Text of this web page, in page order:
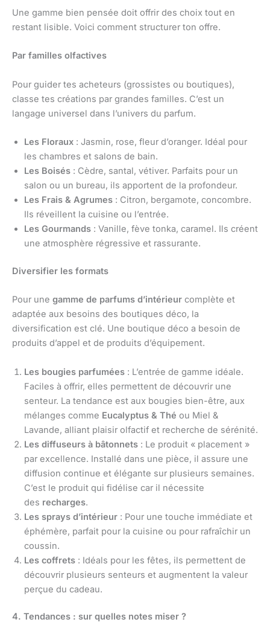
Une gamme bien pensée doit offrir des choix tout en
restant lisible. Voici comment structurer ton offre.
Par familles olfactives
Pour guider tes acheteurs (grossistes ou boutiques),
classe tes créations par grandes familles. C’est un
langage universel dans l’univers du parfum.
Les Floraux : Jasmin, rose, fleur d’oranger. Idéal pour
les chambres et salons de bain.
Les Boisés : Cèdre, santal, vétiver. Parfaits pour un
salon ou un bureau, ils apportent de la profondeur.
Les Frais & Agrumes : Citron, bergamote, concombre.
Ils réveillent la cuisine ou l’entrée.
Les Gourmands : Vanille, fève tonka, caramel. Ils créent
une atmosphère régressive et rassurante.
Diversifier les formats
Pour une gamme de parfums d’intérieur complète et
adaptée aux besoins des boutiques déco, la
diversification est clé. Une boutique déco a besoin de
produits d’appel et de produits d’équipement.
Les bougies parfumées : L’entrée de gamme idéale.
Faciles à offrir, elles permettent de découvrir une
senteur. La tendance est aux bougies bien-être, aux
mélanges comme Eucalyptus & Thé ou Miel &
Lavande, alliant plaisir olfactif et recherche de sérénité.
Les diffuseurs à bâtonnets : Le produit « placement »
par excellence. Installé dans une pièce, il assure une
diffusion continue et élégante sur plusieurs semaines.
C’est le produit qui fidélise car il nécessite
des recharges.
Les sprays d’intérieur : Pour une touche immédiate et
éphémère, parfait pour la cuisine ou pour rafraîchir un
coussin.
Les coffrets : Idéals pour les fêtes, ils permettent de
découvrir plusieurs senteurs et augmentent la valeur
perçue du cadeau.
4. Tendances : sur quelles notes miser ?